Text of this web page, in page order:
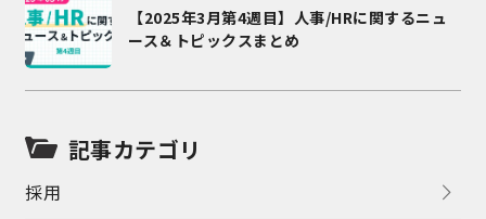
【2025年3月第4週目】人事/HRに関するニュ
ース＆トピックスまとめ
記事カテゴリ
採用